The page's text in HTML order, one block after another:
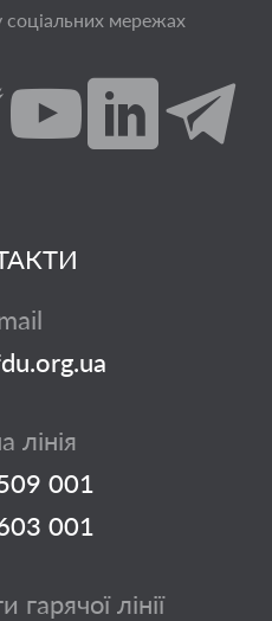
соціальних мережах
лінія
001
001
гарячої лінії